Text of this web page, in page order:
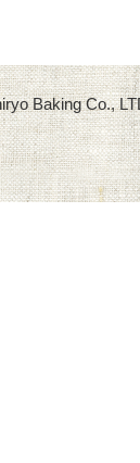
Baking Co.,